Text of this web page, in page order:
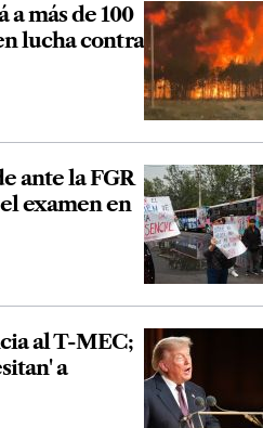
más de 100
lucha contra
ante la FGR
examen en
al T-MEC;
a